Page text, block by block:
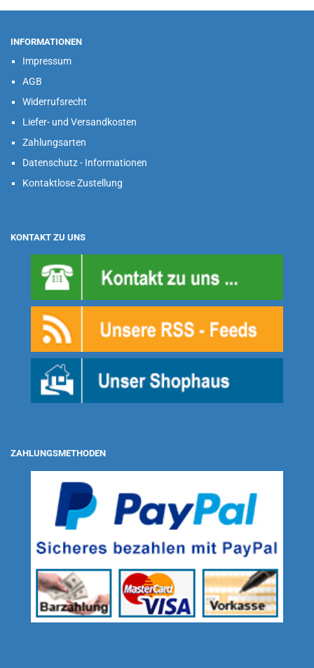
INFORMATIONEN
Impressum
AGB
Widerrufsrecht
Liefer- und Versandkosten
Zahlungsarten
Datenschutz - Informationen
Kontaktlose Zustellung
KONTAKT ZU UNS
ZAHLUNGSMETHODEN